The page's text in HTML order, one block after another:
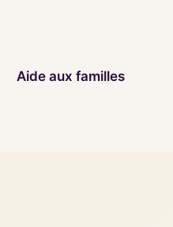
Aide aux familles